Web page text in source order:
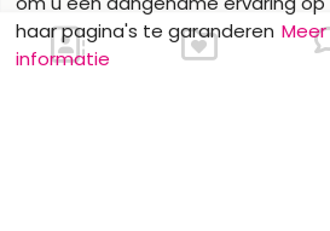
Ons
haar pagina's te garanderen Meer
informatie